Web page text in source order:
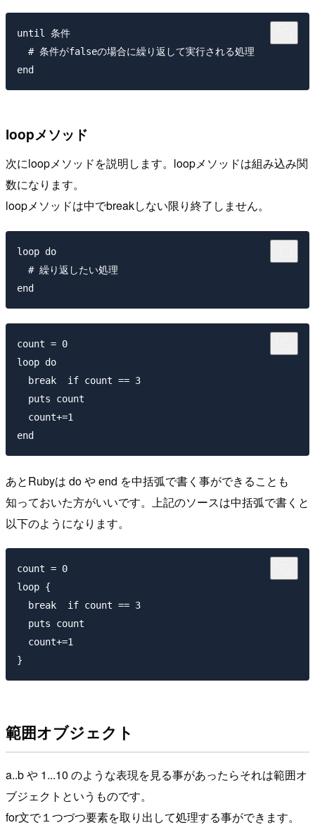
until 条件
  # 条件がfalseの場合に繰り返して実行される処理
loopメソッド
次にloopメソッドを説明します。loopメソッドは組み込み関
数になります。
loopメソッドは中でbreakしない限り終了しません。
loop do
  # 繰り返したい処理
count = 0
loop do
  break  if count == 3
  puts count
  count+=1
あとRubyは do や end を中括弧で書く事ができることも
知っておいた方がいいです。上記のソースは中括弧で書くと
以下のようになります。
count = 0
loop {
  break  if count == 3
  puts count
  count+=1
範囲オブジェクト
a..b や 1...10 のような表現を見る事があったらそれは範囲オ
ブジェクトというものです。
for文で１つづつ要素を取り出して処理する事ができます。